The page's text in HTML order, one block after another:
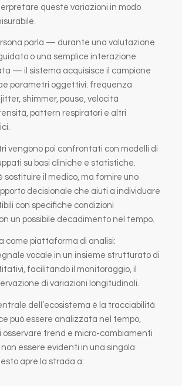
queste variazioni in modo
parla — durante una valutazione
o una semplice interazione
— il sistema acquisisce il campione
parametri oggettivi: frequenza
shimmer, pause, velocità
pattern respiratori e altri
vengono poi confrontati con modelli di
su basi cliniche e statistiche.
sostituire il medico, ma fornire uno
decisionale che aiuti a individuare
con specifiche condizioni
un possibile decadimento nel tempo.
come piattaforma di analisi:
vocale in un insieme strutturato di
facilitando il monitoraggio, il
di variazioni longitudinali.
dell’ecosistema è la tracciabilità
può essere analizzata nel tempo,
osservare trend e micro-cambiamenti
essere evidenti in una singola
apre la strada a: